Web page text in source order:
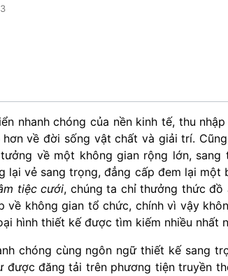
nhanh chóng của nền kinh tế, thu
về đời sống vật chất và giải trí.
về một không gian rộng lớn, sang
lại vẻ sang trọng, đẳng cấp đem lại một
tiệc cưới, chúng ta chỉ thưởng thức đồ
về không gian tổ chức, chính vì vậy
hình thiết kế được tìm kiếm nhiều nhất
chóng cùng ngôn ngữ thiết kế sang
đăng tải trên phương tiện truyền